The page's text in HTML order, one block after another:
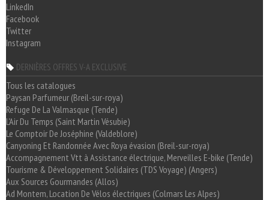
LinkedIn
Facebook
Twitter
Instagram
DERNIÈRES OFFRES V-A EXCLUSIVE
Tous les catalogues
Paysan Parfumeur (Breil-sur-roya)
Refuge De La Valmasque (Tende)
L'Air Du Temps (Saint Martin Vésubie)
Le Comptoir De Joséphine (Valdeblore)
Canyoning Et Randonnée Avec Roya évasion (Breil-sur-roya)
Accompagnement Vtt à Assistance électrique, Merveilles E-bike (Tende)
Tourisme & Développement Solidaires (TDS Voyage) (Angers)
Aux Sources Gourmandes (Allos)
Ad Montem, Location De Vélos électriques (Colmars Les Alpes)